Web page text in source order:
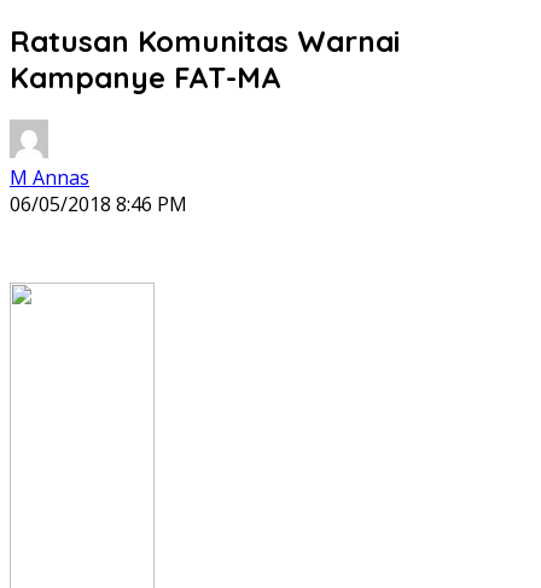
Ratusan Komunitas Warnai
Kampanye FAT-MA
M Annas
06/05/2018 8:46 PM